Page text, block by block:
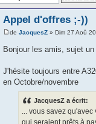
Appel d'offres ;-))
deJacquesZ » Dim 27 Aoû
Bonjour les amis, sujet
J'hésite toujours entre
en Octobre/novembre
JacquesZ a écrit:
... vous savez